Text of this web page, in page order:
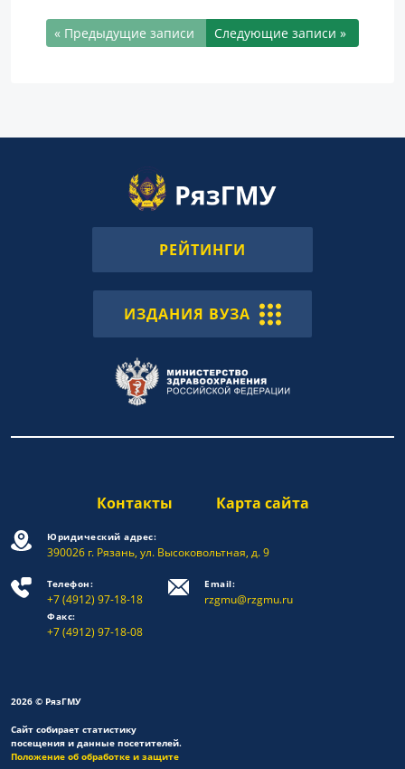
« Предыдущие записи Следующие записи »
РЕЙТИНГИ
ИЗДАНИЯ ВУЗА
Контакты Карта сайта
Юридический адрес:
390026 г. Рязань, ул. Высоковольтная, д. 9
Телефон:
+7 (4912) 97-18-18
Факс:
+7 (4912) 97-18-08
Email:
rzgmu@rzgmu.ru
2026 © РязГМУ
Сайт собирает статистику
посещения и данные посетителей.
Положение об обработке и защите